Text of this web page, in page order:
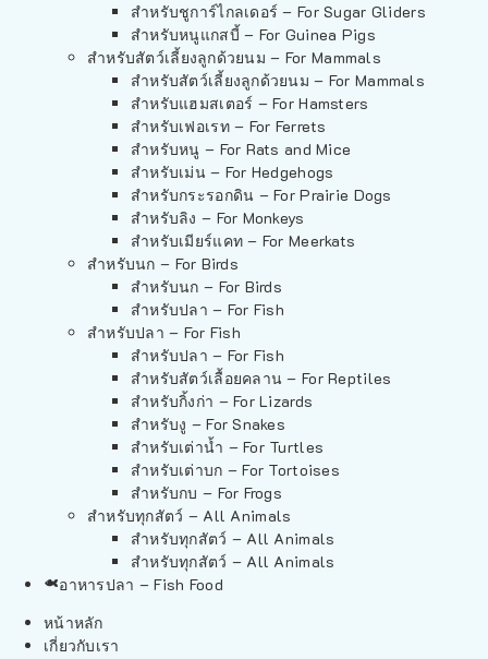
สำหรับชูการ์ไกลเดอร์ – For Sugar Gliders
สำหรับหนูแกสบี้ – For Guinea Pigs
สำหรับสัตว์เลี้ยงลูกด้วยนม – For Mammals
สำหรับสัตว์เลี้ยงลูกด้วยนม – For Mammals
สำหรับแฮมสเตอร์ – For Hamsters
สำหรับเฟอเรท – For Ferrets
สำหรับหนู – For Rats and Mice
สำหรับเม่น – For Hedgehogs
สำหรับกระรอกดิน – For Prairie Dogs
สำหรับลิง – For Monkeys
สำหรับเมียร์แคท – For Meerkats
สำหรับนก – For Birds
สำหรับนก – For Birds
สำหรับปลา – For Fish
สำหรับปลา – For Fish
สำหรับปลา – For Fish
สำหรับสัตว์เลื้อยคลาน – For Reptiles
สำหรับกิ้งก่า – For Lizards
สำหรับงู – For Snakes
สำหรับเต่าน้ำ – For Turtles
สำหรับเต่าบก – For Tortoises
สำหรับกบ – For Frogs
สำหรับทุกสัตว์ – All Animals
สำหรับทุกสัตว์ – All Animals
สำหรับทุกสัตว์ – All Animals
อาหารปลา – Fish Food
หน้าหลัก
เกี่ยวกับเรา